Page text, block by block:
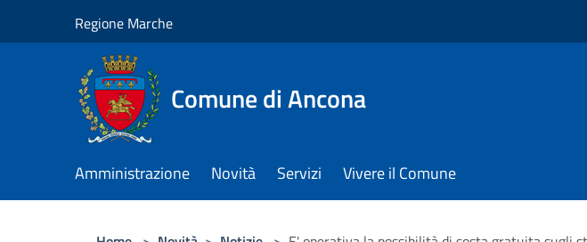
Regione Marche
Comune di Ancona
Amministrazione Novità Servizi Vivere il Comune